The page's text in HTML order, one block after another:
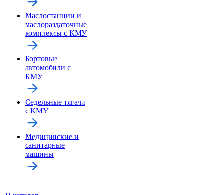
Маслостанции и
маслораздаточные
комплексы с КМУ
Бортовые
автомобили с
КМУ
Седельные тягачи
с КМУ
Медицинские и
санитарные
машины